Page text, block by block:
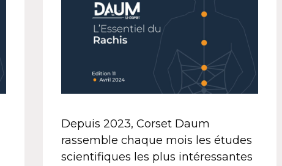
Depuis 2023, Corset Daum
rassemble chaque mois les études
scientifiques les plus intéressantes